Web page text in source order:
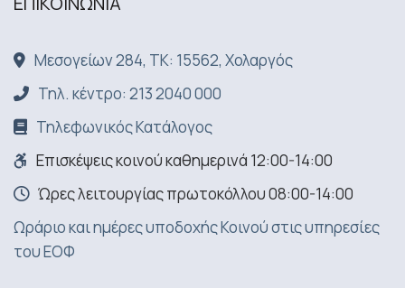
Μεσογείων 284, ΤΚ: 15562, Χολαργός
Τηλ. κέντρο: 213 2040 000
Τηλεφωνικός Κατάλογος
Επισκέψεις κοινού καθημερινά 12:00-14:00
Ώρες λειτουργίας πρωτοκόλλου 08:00-14:00
Ωράριο και ημέρες υποδοχής Κοινού στις υπηρεσίες
του ΕΟΦ